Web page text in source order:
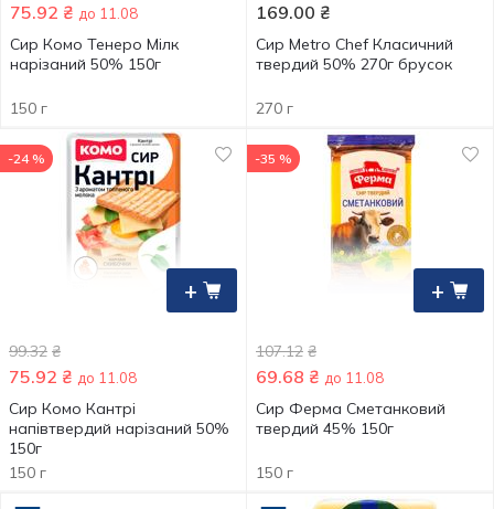
75.92 ₴ до 11.08
Сир Комо Тенеро Мілк
нарізаний 50% 150г
150 г
169.00 ₴
Сир Metro Chef Класичний
твердий 50% 270г брусок
270 г
+
-24 %
99.32 ₴
75.92 ₴ до 11.08
Сир Комо Кантрі
напівтвердий нарізаний 50%
150г
150 г
+
-35 %
107.12 ₴
69.68 ₴ до 11.08
Сир Ферма Сметанковий
твердий 45% 150г
150 г